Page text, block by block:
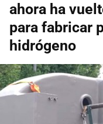
ahora ha
para fabricar
hidrógeno